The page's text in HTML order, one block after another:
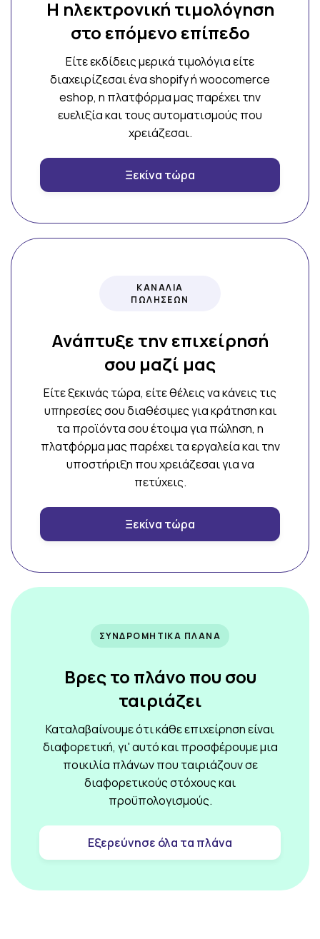
Η ηλεκτρονική τιμολόγηση
στο επόμενο επίπεδο
Είτε εκδίδεις μερικά τιμολόγια είτε
διαχειρίζεσαι ένα shopify ή woocomerce
eshop, η πλατφόρμα μας παρέχει την
ευελιξία και τους αυτοματισμούς που
χρειάζεσαι.
Ξεκίνα τώρα
ΚΑΝΑΛΙΑ
ΠΩΛΗΣΕΩΝ
Ανάπτυξε την επιχείρησή
σου μαζί μας
Είτε ξεκινάς τώρα, είτε θέλεις να κάνεις τις
υπηρεσίες σου διαθέσιμες για κράτηση και
τα προϊόντα σου έτοιμα για πώληση, η
πλατφόρμα μας παρέχει τα εργαλεία και την
υποστήριξη που χρειάζεσαι για να
πετύχεις.
Ξεκίνα τώρα
ΣΥΝΔΡΟΜΗΤΙΚΑ ΠΛΑΝΑ
Βρες το πλάνο που σου
ταιριάζει
Καταλαβαίνουμε ότι κάθε επιχείρηση είναι
διαφορετική, γι' αυτό και προσφέρουμε μια
ποικιλία πλάνων που ταιριάζουν σε
διαφορετικούς στόχους και
προϋπολογισμούς.
Εξερεύνησε όλα τα πλάνα